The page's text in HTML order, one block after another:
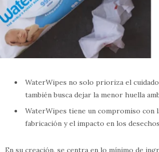
WaterWipes no solo prioriza el
también busca dejar la menor huella
WaterWipes tiene un compromiso con
fabricación y el impacto en los
En su creación, se centra en lo mínimo de